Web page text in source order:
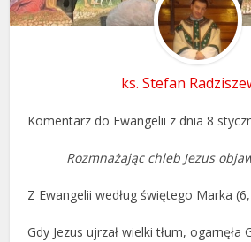
ks. Stefan
Komentarz do Ewangelii z dnia 8
Rozmnażając chleb Jezus
Z Ewangelii według świętego Marka
Gdy Jezus ujrzał wielki tłum, ogarnęła